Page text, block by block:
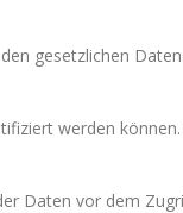
gesetzlichen
werden
Daten vor dem